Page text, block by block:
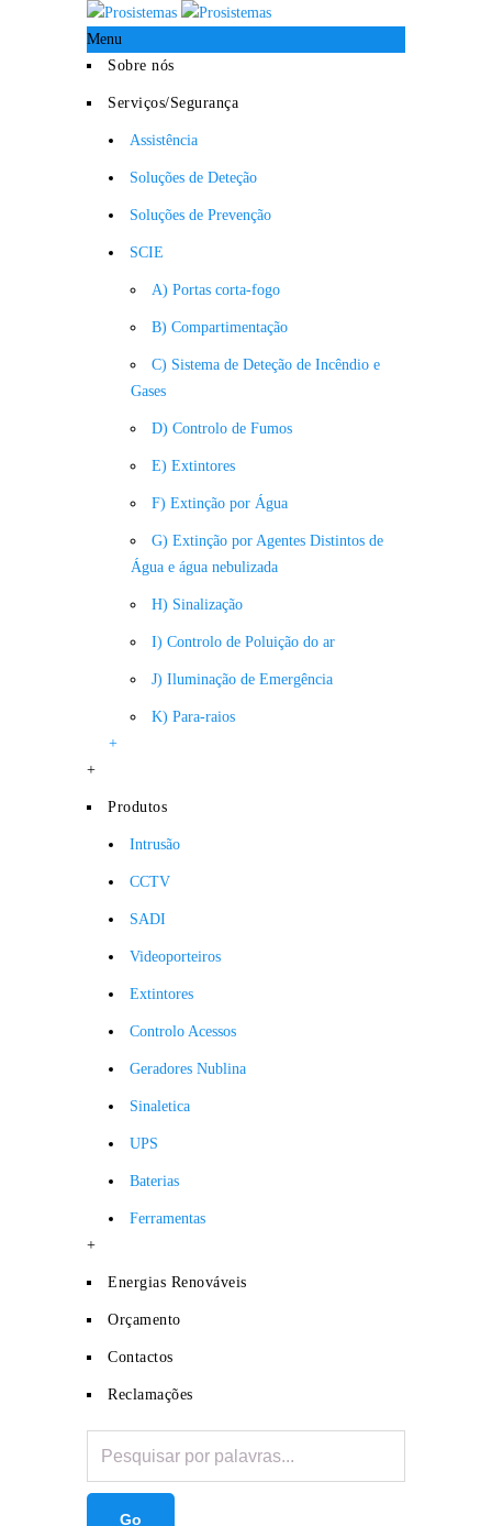
Menu
Sobre nós
Serviços/Segurança
Assistência
Soluções de Deteção
Soluções de Prevenção
SCIE
A) Portas corta-fogo
B) Compartimentação
C) Sistema de Deteção de Incêndio e
Gases
D) Controlo de Fumos
E) Extintores
F) Extinção por Água
G) Extinção por Agentes Distintos de
Água e água nebulizada
H) Sinalização
I) Controlo de Poluição do ar
J) Iluminação de Emergência
K) Para-raios
+
+
Produtos
Intrusão
CCTV
SADI
Videoporteiros
Extintores
Controlo Acessos
Geradores Nublina
Sinaletica
UPS
Baterias
Ferramentas
+
Energias Renováveis
Orçamento
Contactos
Reclamações